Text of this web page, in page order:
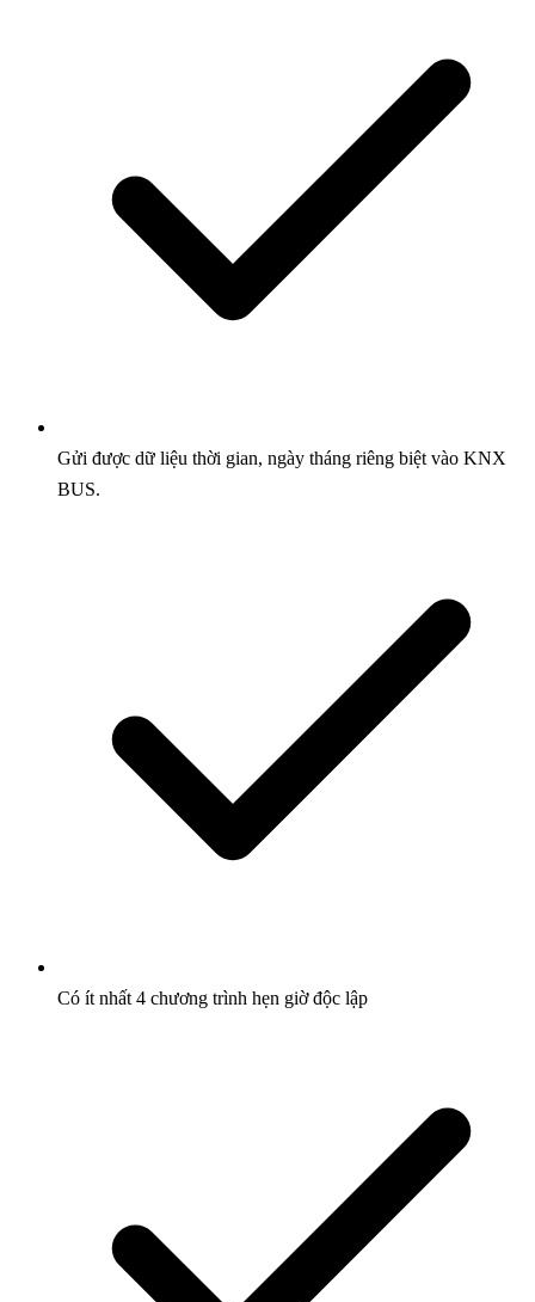
Gửi được dữ liệu thời gian, ngày tháng riêng biệt vào KNX
BUS.
Có ít nhất 4 chương trình hẹn giờ độc lập